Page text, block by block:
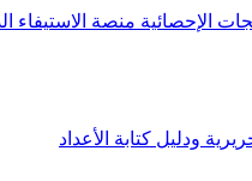
الإحصائية منصة الاستيفاء
ودليل كتابة الأعداد